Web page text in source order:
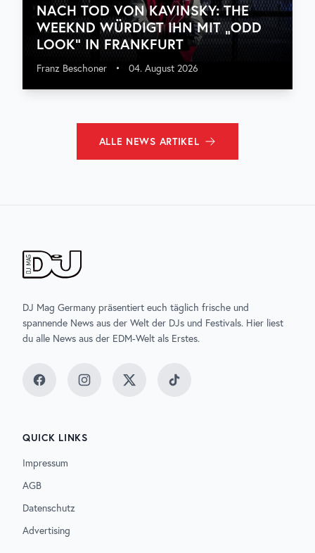
NACH TOD VON KAVINSKY: THE
WEEKND WÜRDIGT IHN MIT „ODD
LOOK“ IN FRANKFURT
Franz Beschoner • 04. August 2026
ALLE NEWS ARTIKEL
DJ Mag Germany präsentiert euch täglich frische und
spannende News aus der Welt der DJs und Festivals. Hier liest
du alle News aus der EDM-Welt als Erstes.
FacebookInstagramTwitter TikTok
QUICK LINKS
Impressum
AGB
Datenschutz
Advertising